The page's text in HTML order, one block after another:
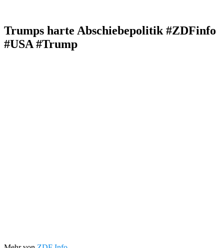
Trumps harte Abschiebepolitik #ZDFinfo
#USA #Trump